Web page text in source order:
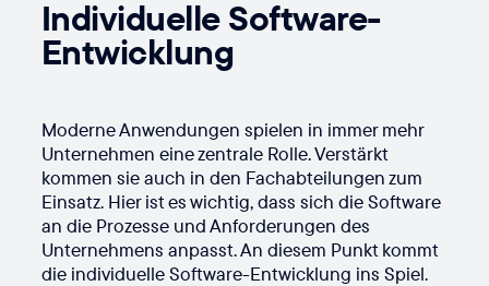
Individuelle Software-
Entwicklung
Moderne Anwendungen spielen in immer mehr
Unternehmen eine zentrale Rolle. Verstärkt
kommen sie auch in den Fachabteilungen zum
Einsatz. Hier ist es wichtig, dass sich die Software
an die Prozesse und Anforderungen des
Unternehmens anpasst. An diesem Punkt kommt
die individuelle Software-Entwicklung ins Spiel.